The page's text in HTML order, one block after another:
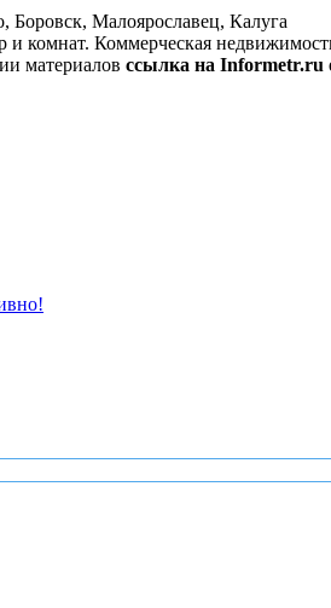
Боровск, Малоярославец, Калуга
комнат. Коммерческая
материалов ссылка на Informetr.ru